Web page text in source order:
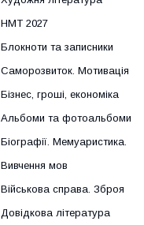
НМТ 2027
Блокноти та записники
Саморозвиток. Мотивація
Бізнес, гроші, економіка
Альбоми та фотоальбоми
Біографії. Мемуаристика.
Вивчення мов
Військова справа. Зброя
Довідкова література